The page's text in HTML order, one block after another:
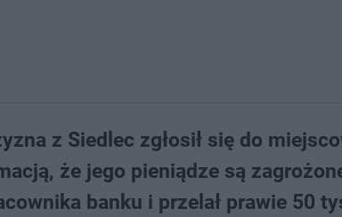
z Siedlec zgłosił się do
że jego pieniądze są
banku i przelał prawie 50